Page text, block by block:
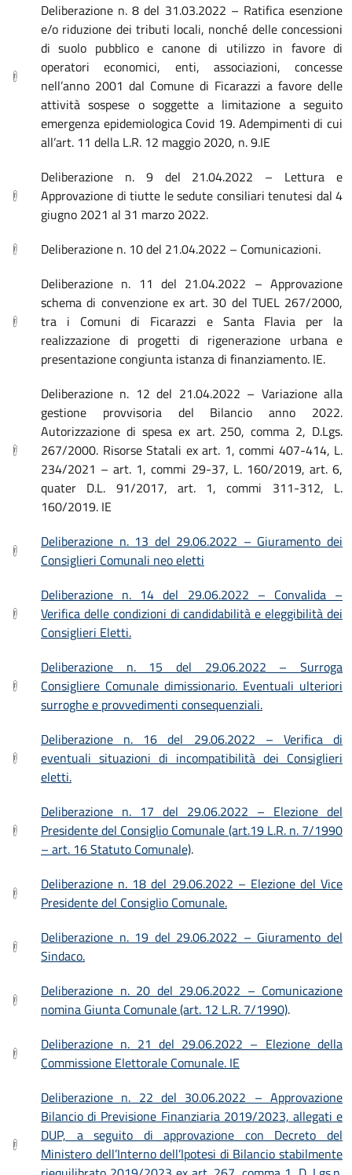
Deliberazione n. 8 del 31.03.2022 – Ratifica esenzione
e/o riduzione dei tributi locali, nonché delle concessioni
di suolo pubblico e canone di utilizzo in favore di
operatori economici, enti, associazioni, concesse
nell’anno 2001 dal Comune di Ficarazzi a favore delle
attività sospese o soggette a limitazione a seguito
emergenza epidemiologica Covid 19. Adempimenti di cui
all’art. 11 della L.R. 12 maggio 2020, n. 9.IE
Deliberazione n. 9 del 21.04.2022 – Lettura e
Approvazione di tiutte le sedute consiliari tenutesi dal 4
giugno 2021 al 31 marzo 2022.
Deliberazione n. 10 del 21.04.2022 – Comunicazioni.
Deliberazione n. 11 del 21.04.2022 – Approvazione
schema di convenzione ex art. 30 del TUEL 267/2000,
tra i Comuni di Ficarazzi e Santa Flavia per la
realizzazione di progetti di rigenerazione urbana e
presentazione congiunta istanza di finanziamento. IE.
Deliberazione n. 12 del 21.04.2022 – Variazione alla
gestione provvisoria del Bilancio anno 2022.
Autorizzazione di spesa ex art. 250, comma 2, D.Lgs.
267/2000. Risorse Statali ex art. 1, commi 407-414, L.
234/2021 – art. 1, commi 29-37, L. 160/2019, art. 6,
quater D.L. 91/2017, art. 1, commi 311-312, L.
160/2019. IE
Deliberazione n. 13 del 29.06.2022 – Giuramento dei
Consiglieri Comunali neo eletti
Deliberazione n. 14 del 29.06.2022 – Convalida –
Verifica delle condizioni di candidabilità e eleggibilità dei
Consiglieri Eletti.
Deliberazione n. 15 del 29.06.2022 – Surroga
Consigliere Comunale dimissionario. Eventuali ulteriori
surroghe e provvedimenti consequenziali.
Deliberazione n. 16 del 29.06.2022 – Verifica di
eventuali situazioni di incompatibilità dei Consiglieri
eletti.
Deliberazione n. 17 del 29.06.2022 – Elezione del
Presidente del Consiglio Comunale (art.19 L.R. n. 7/1990
– art. 16 Statuto Comunale).
Deliberazione n. 18 del 29.06.2022 – Elezione del Vice
Presidente del Consiglio Comunale.
Deliberazione n. 19 del 29.06.2022 – Giuramento del
Sindaco.
Deliberazione n. 20 del 29.06.2022 – Comunicazione
nomina Giunta Comunale (art. 12 L.R. 7/1990).
Deliberazione n. 21 del 29.06.2022 – Elezione della
Commissione Elettorale Comunale. IE
Deliberazione n. 22 del 30.06.2022 – Approvazione
Bilancio di Previsione Finanziaria 2019/2023, allegati e
DUP, a seguito di approvazione con Decreto del
Ministero dell’Interno dell’Ipotesi di Bilancio stabilmente